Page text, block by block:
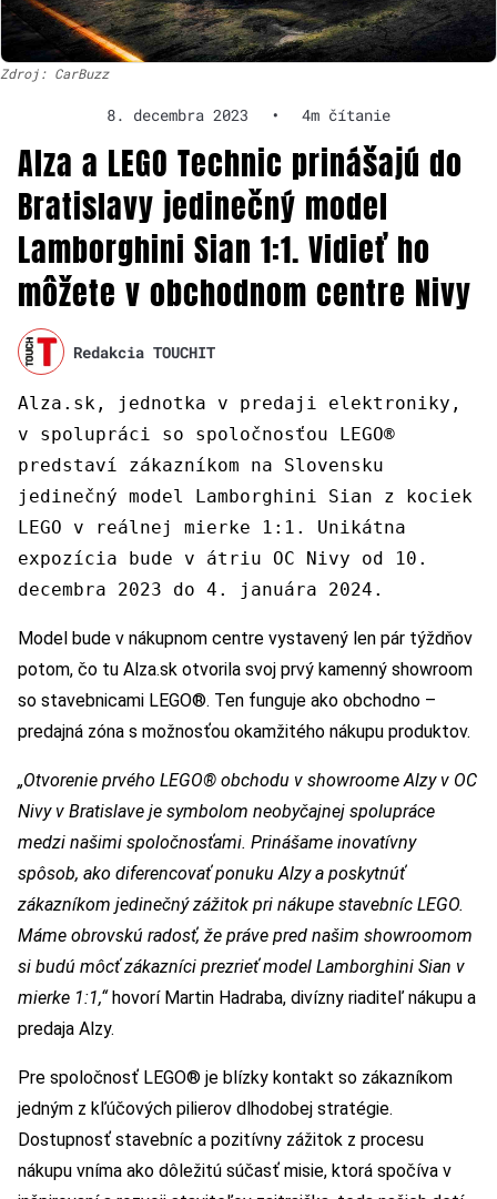
Zdroj: CarBuzz
8. decembra 2023 • 4m čítanie
Alza a LEGO Technic prinášajú do
Bratislavy jedinečný model
Lamborghini Sian 1:1. Vidieť ho
môžete v obchodnom centre Nivy
Redakcia TOUCHIT
Alza.sk, jednotka v predaji elektroniky,
v spolupráci so spoločnosťou LEGO®
predstaví zákazníkom na Slovensku
jedinečný model Lamborghini Sian z kociek
LEGO v reálnej mierke 1:1. Unikátna
expozícia bude v átriu OC Nivy od 10.
decembra 2023 do 4. januára 2024.
Model bude v nákupnom centre vystavený len pár týždňov
potom, čo tu Alza.sk otvorila svoj prvý kamenný showroom
so stavebnicami LEGO®. Ten funguje ako obchodno –
predajná zóna s možnosťou okamžitého nákupu produktov.
„Otvorenie prvého LEGO® obchodu v showroome Alzy v OC
Nivy v Bratislave je symbolom neobyčajnej spolupráce
medzi našimi spoločnosťami. Prinášame inovatívny
spôsob, ako diferencovať ponuku Alzy a poskytnúť
zákazníkom jedinečný zážitok pri nákupe stavebníc LEGO.
Máme obrovskú radosť, že práve pred našim showroomom
si budú môcť zákazníci prezrieť model Lamborghini Sian v
mierke 1:1,“ hovorí Martin Hadraba, divízny riaditeľ nákupu a
predaja Alzy.
Pre spoločnosť LEGO® je blízky kontakt so zákazníkom
jedným z kľúčových pilierov dlhodobej stratégie.
Dostupnosť stavebníc a pozitívny zážitok z procesu
nákupu vníma ako dôležitú súčasť misie, ktorá spočíva v